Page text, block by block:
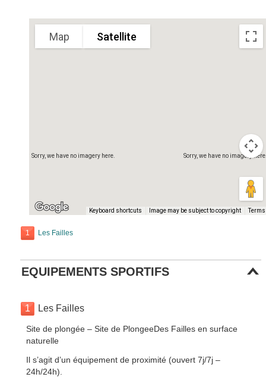
Sorry, we have no imagery
Sorry, we have no imagery here.
Map Satellite
Keyboard shortcuts Image may be subject to copyright Terms
1 Les Failles
EQUIPEMENTS SPORTIFS
1 Les Failles
Site de plongée – Site de PlongeeDes Failles en surface
naturelle
Il s’agit d’un équipement de proximité (ouvert 7j/7j –
24h/24h).